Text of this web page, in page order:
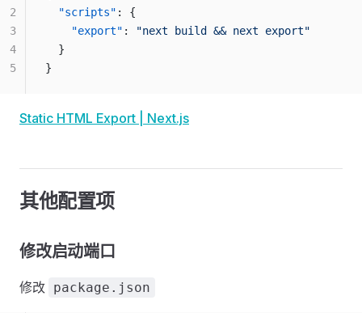
  "scripts"
: {
    "export"
:
"next build && next export"
  }
}
2
3
4
5
Static HTML Export | Next.js
其他配置项
修改启动端口
修改 package.json